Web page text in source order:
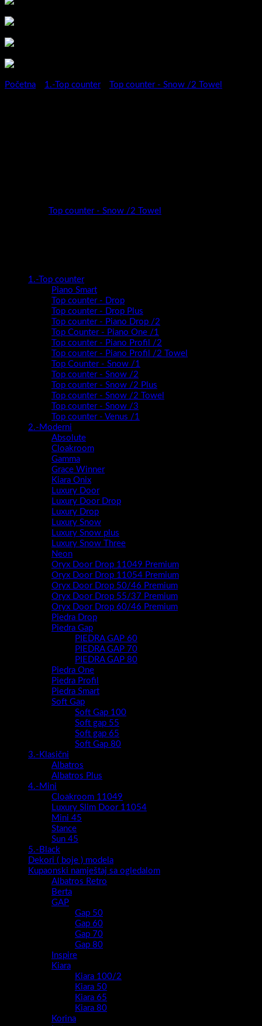
Početna 1.-Top counter Top counter - Snow /2 Towel
Top counter - Snow /2 Towel
1.-Top counter
Piano Smart
Top counter - Drop
Top counter - Drop Plus
Top counter - Piano Drop /2
Top Counter - Piano One /1
Top counter - Piano Profil /2
Top counter - Piano Profil /2 Towel
Top Counter - Snow /1
Top counter - Snow /2
Top counter - Snow /2 Plus
Top counter - Snow /2 Towel
Top counter - Snow /3
Top counter - Venus /1
2.-Moderni
Absolute
Cloakroom
Gamma
Grace Winner
Kiara Onix
Luxury Door
Luxury Door Drop
Luxury Drop
Luxury Snow
Luxury Snow plus
Luxury Snow Three
Neon
Oryx Door Drop 11049 Premium
Oryx Door Drop 11054 Premium
Oryx Door Drop 50/46 Premium
Oryx Door Drop 55/37 Premium
Oryx Door Drop 60/46 Premium
Piedra Drop
Piedra Gap
PIEDRA GAP 60
PIEDRA GAP 70
PIEDRA GAP 80
Piedra One
Piedra Profil
Piedra Smart
Soft Gap
Soft Gap 100
Soft gap 55
Soft gap 65
Soft Gap 80
3.-Klasični
Albatros
Albatros Plus
4.-Mini
Cloakroom 11049
Luxury Slim Door 11054
Mini 45
Stance
Sun 45
5.-Black
Dekori ( boje ) modela
Kupaonski namještaj sa ogledalom
Albatros Retro
Berta
GAP
Gap 50
Gap 60
Gap 70
Gap 80
Inspire
Kiara
Kiara 100/2
Kiara 50
Kiara 65
Kiara 80
Korina